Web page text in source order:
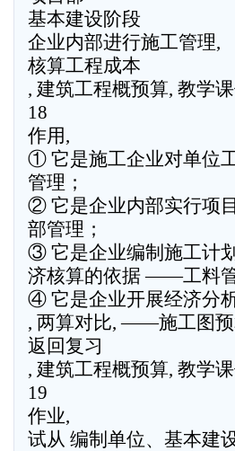
基本建设阶段
企业内部进行施工管理,
核算工程成本
, 建筑工程概预算, 教学
18
作用,
① 它是施工企业对单位
管理；
② 它是企业内部实行项
部管理；
③ 它是企业编制施工计
济核算的依据 ——工料管
④ 它是企业开展经济分
, 两算对比, ——施工图
返回复习
, 建筑工程概预算, 教学
19
作业,
试从 编制单位、基本建